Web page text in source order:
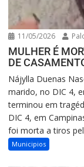
11/05/2026
MULHER É
DE
Nájylla Duenas
marido, no DIC 4,
terminou em
DIC 4, em
foi morta a tiros
Municipios